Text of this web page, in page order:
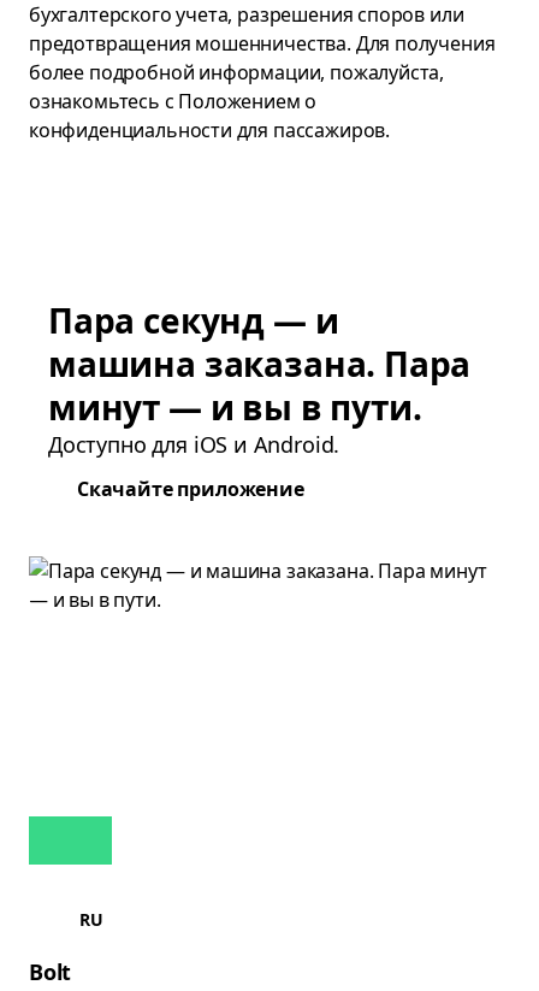
бухгалтерского учета, разрешения споров или
предотвращения мошенничества. Для получения
более подробной информации, пожалуйста,
ознакомьтесь с Положением о
конфиденциальности для пассажиров.
Пара секунд — и
машина заказана. Пара
минут — и вы в пути.
Доступно для iOS и Android.
Скачайте приложение
RU
Bolt